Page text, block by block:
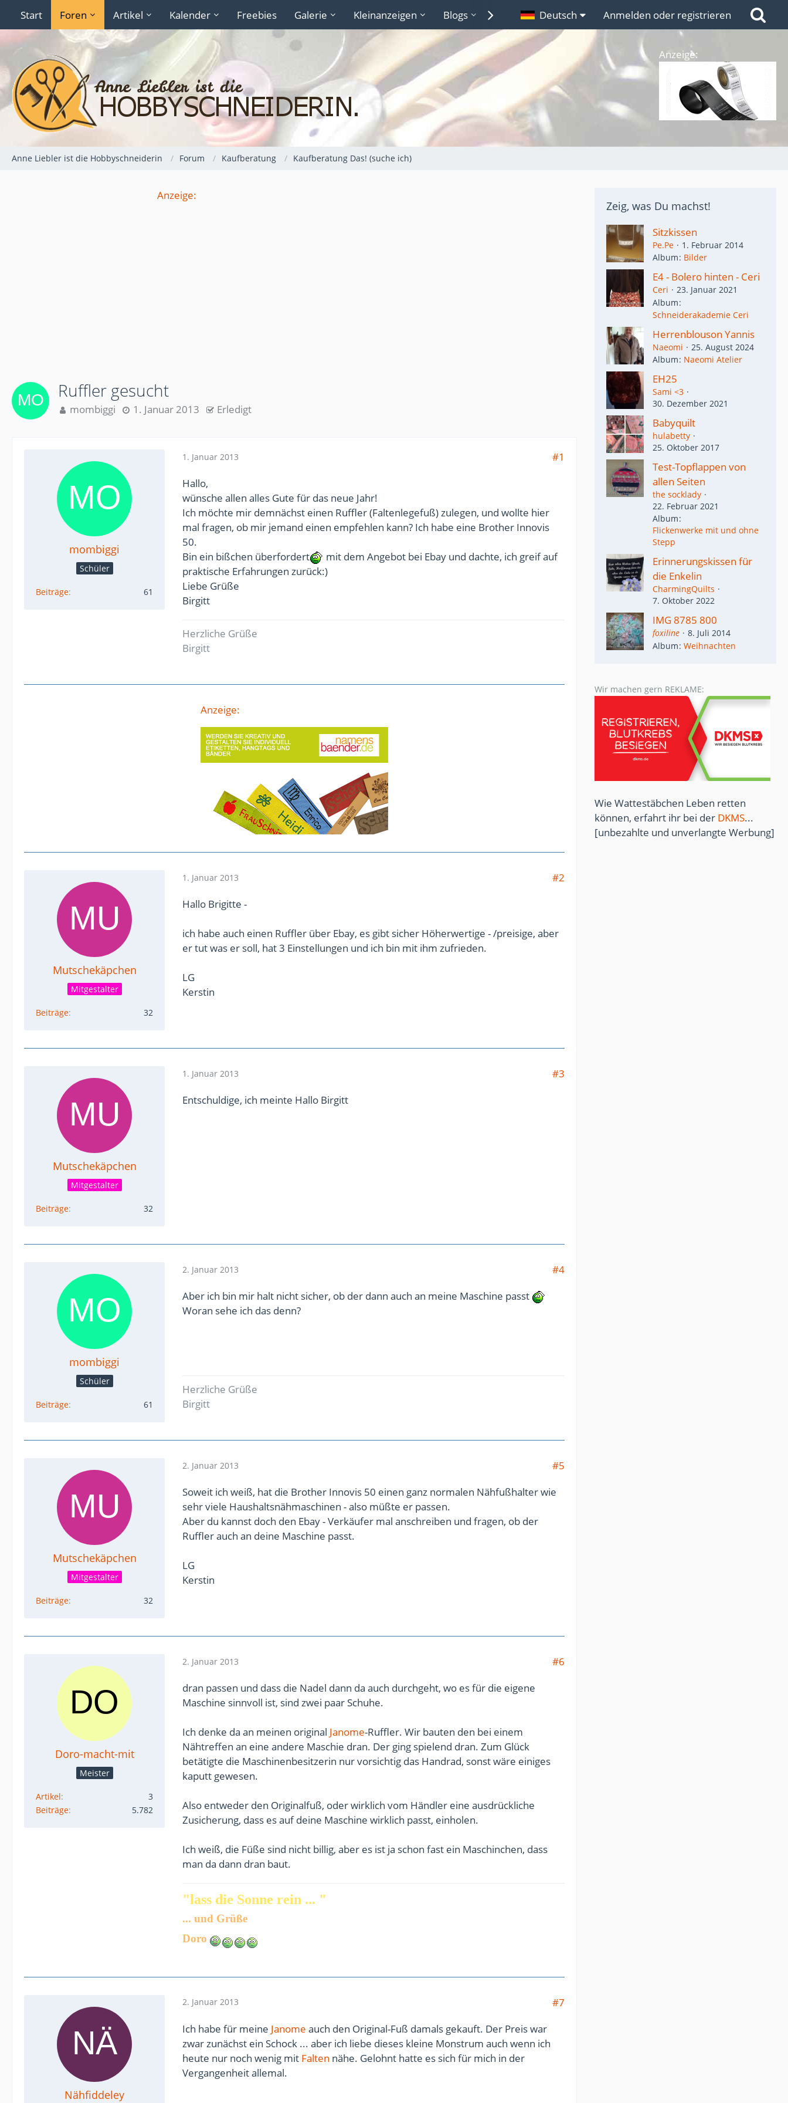
Start Foren Artikel Kalender Freebies Galerie Kleinanzeigen Blogs Lexikon Links
Deutsch Anmelden oder registrieren
Anzeige:
Anne Liebler ist die Hobbyschneiderin Forum Kaufberatung Kaufberatung Das! (suche ich)
Anzeige:
Ruffler gesucht
mombiggi 1. Januar 2013 Erledigt
mombiggi
Schüler
Beiträge 61
1. Januar 2013
#1
Hallo,
wünsche allen alles Gute für das neue Jahr!
Ich möchte mir demnächst einen Ruffler (Faltenlegefuß) zulegen, und wollte hier
mal fragen, ob mir jemand einen empfehlen kann? Ich habe eine Brother Innovis
50.
Bin ein bißchen überfordert
mit dem Angebot bei Ebay und dachte, ich greif auf
praktische Erfahrungen zurück:)
Liebe Grüße
Birgitt
Herzliche Grüße
Birgitt
Anzeige:
Mutschekäpchen
Mitgestalter
Beiträge 32
1. Januar 2013
#2
Hallo Brigitte -
ich habe auch einen Ruffler über Ebay, es gibt sicher Höherwertige - /preisige, aber
er tut was er soll, hat 3 Einstellungen und ich bin mit ihm zufrieden.
LG
Kerstin
Mutschekäpchen
Mitgestalter
Beiträge 32
1. Januar 2013
#3
Entschuldige, ich meinte Hallo Birgitt
mombiggi
Schüler
Beiträge 61
2. Januar 2013
#4
Aber ich bin mir halt nicht sicher, ob der dann auch an meine Maschine passt
Woran sehe ich das denn?
Herzliche Grüße
Birgitt
Mutschekäpchen
Mitgestalter
Beiträge 32
2. Januar 2013
#5
Soweit ich weiß, hat die Brother Innovis 50 einen ganz normalen Nähfußhalter wie
sehr viele Haushaltsnähmaschinen - also müßte er passen.
Aber du kannst doch den Ebay - Verkäufer mal anschreiben und fragen, ob der
Ruffler auch an deine Maschine passt.
LG
Kerstin
Doro-macht-mit
Meister
Artikel
3
Beiträge
5.782
2. Januar 2013
#6
dran passen und dass die Nadel dann da auch durchgeht, wo es für die eigene
Maschine sinnvoll ist, sind zwei paar Schuhe.
Ich denke da an meinen original Janome-Ruffler. Wir bauten den bei einem
Nähtreffen an eine andere Maschie dran. Der ging spielend dran. Zum Glück
betätigte die Maschinenbesitzerin nur vorsichtig das Handrad, sonst wäre einiges
kaputt gewesen.
Also entweder den Originalfuß, oder wirklich vom Händler eine ausdrückliche
Zusicherung, dass es auf deine Maschine wirklich passt, einholen.
Ich weiß, die Füße sind nicht billig, aber es ist ja schon fast ein Maschinchen, dass
man da dann dran baut.
"lass die Sonne rein ... "
... und Grüße
Doro
Nähfiddeley
2. Januar 2013
#7
Ich habe für meine Janome auch den Original-Fuß damals gekauft. Der Preis war
zwar zunächst ein Schock ... aber ich liebe dieses kleine Monstrum auch wenn ich
heute nur noch wenig mit Falten nähe. Gelohnt hatte es sich für mich in der
Vergangenheit allemal.
Zeig, was Du machst!
Sitzkissen
Pe.Pe
1. Februar 2014
Album Bilder
E4 - Bolero hinten - Ceri
Ceri
23. Januar 2021
Album
Schneiderakademie Ceri
Herrenblouson Yannis
Naeomi
25. August 2024
Album Naeomi Atelier
EH25
Sami <3
30. Dezember 2021
Babyquilt
hulabetty
25. Oktober 2017
Test-Topflappen von
allen Seiten
the socklady
22. Februar 2021
Album
Flickenwerke mit und ohne
Stepp
Erinnerungskissen für
die Enkelin
CharmingQuilts
7. Oktober 2022
IMG 8785 800
foxiline
8. Juli 2014
Album Weihnachten
Wir machen gern REKLAME:
Wie Wattestäbchen Leben retten
können, erfahrt ihr bei der DKMS...
[unbezahlte und unverlangte Werbung]